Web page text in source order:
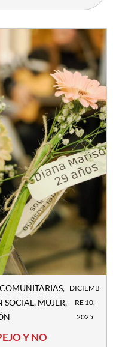
,
SOCIAL, MUJER,
DICIEMB
RE 10,
2025
Y NO